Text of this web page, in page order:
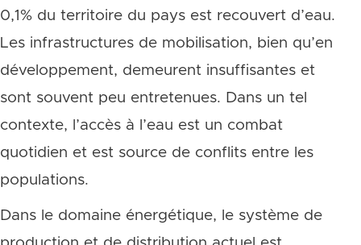
0,1% du territoire du pays est recouvert d’eau.
Les infrastructures de mobilisation, bien qu’en
développement, demeurent insuffisantes et
sont souvent peu entretenues. Dans un tel
contexte, l’accès à l’eau est un combat
quotidien et est source de conflits entre les
populations.
Dans le domaine énergétique, le système de